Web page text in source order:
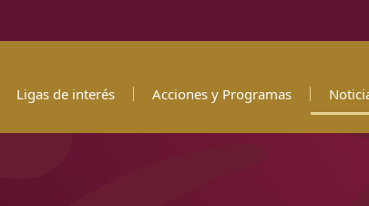
Ligas de interés Acciones y Programas